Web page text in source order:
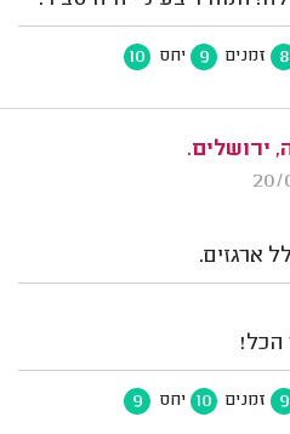
8 זמנים 9 יחס 10
ירושלים.
ארגזים.
הכל!
9 זמנים 10 יחס 9